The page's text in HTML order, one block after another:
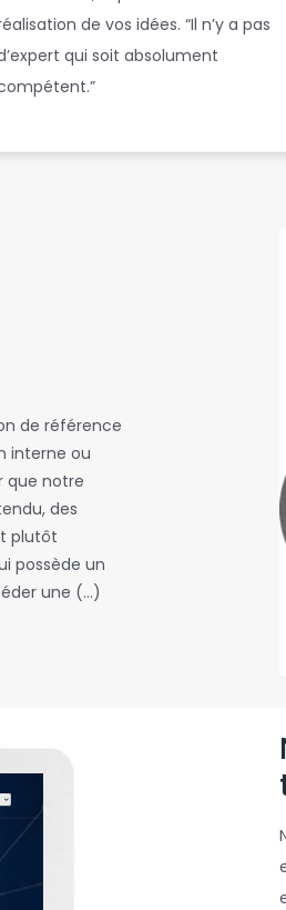
de vos idées. “Il n’y a pas
qui soit absolument
de référence
interne ou
que notre
des
plutôt
possède un
une (…)